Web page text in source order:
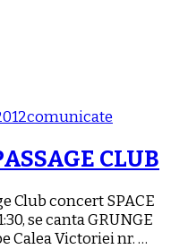
comunicate
CLUB
Club concert SPACE
se canta GRUNGE
Calea Victoriei nr. …